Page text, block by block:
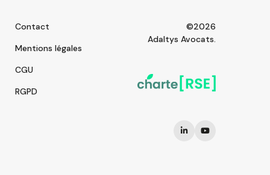
Contact
Mentions légales
CGU
RGPD
©2026
Adaltys Avocats.